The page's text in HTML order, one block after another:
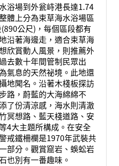
浴場到外瓮峙港長達1.74
體上分為束草海水浴場區
公尺)，每個區段都有
沿著海邊走，適合束草海
欣賞動人風景，則推薦外
去數十年間管制民眾出
氣息的天然祕境。此地還
地聞名。沿著木棧板探訪
路，蔚藍的大海綿綿不
了份清涼感，海水則清澈
冥想路、藍天棧道路、安
4大主題所構成。在安全
戒鐵柵欄是1970年武裝共
部分。觀賞窟岩、蜈蚣岩
也別有一番趣味。